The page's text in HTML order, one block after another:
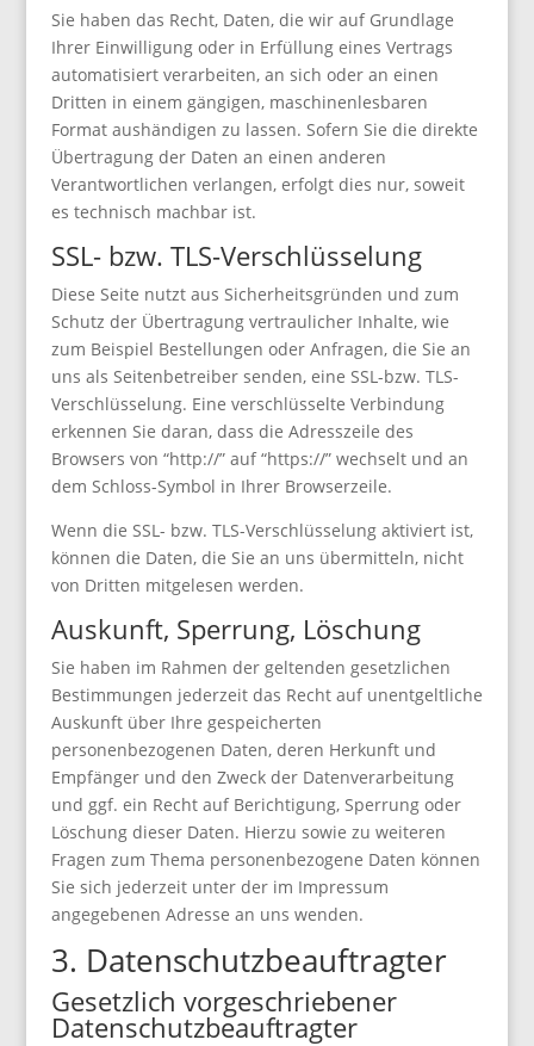
Sie haben das Recht, Daten, die wir auf Grundlage
Ihrer Einwilligung oder in Erfüllung eines Vertrags
automatisiert verarbeiten, an sich oder an einen
Dritten in einem gängigen, maschinenlesbaren
Format aushändigen zu lassen. Sofern Sie die direkte
Übertragung der Daten an einen anderen
Verantwortlichen verlangen, erfolgt dies nur, soweit
es technisch machbar ist.
SSL- bzw. TLS-Verschlüsselung
Diese Seite nutzt aus Sicherheitsgründen und zum
Schutz der Übertragung vertraulicher Inhalte, wie
zum Beispiel Bestellungen oder Anfragen, die Sie an
uns als Seitenbetreiber senden, eine SSL-bzw. TLS-
Verschlüsselung. Eine verschlüsselte Verbindung
erkennen Sie daran, dass die Adresszeile des
Browsers von “http://” auf “https://” wechselt und an
dem Schloss-Symbol in Ihrer Browserzeile.
Wenn die SSL- bzw. TLS-Verschlüsselung aktiviert ist,
können die Daten, die Sie an uns übermitteln, nicht
von Dritten mitgelesen werden.
Auskunft, Sperrung, Löschung
Sie haben im Rahmen der geltenden gesetzlichen
Bestimmungen jederzeit das Recht auf unentgeltliche
Auskunft über Ihre gespeicherten
personenbezogenen Daten, deren Herkunft und
Empfänger und den Zweck der Datenverarbeitung
und ggf. ein Recht auf Berichtigung, Sperrung oder
Löschung dieser Daten. Hierzu sowie zu weiteren
Fragen zum Thema personenbezogene Daten können
Sie sich jederzeit unter der im Impressum
angegebenen Adresse an uns wenden.
3. Datenschutzbeauftragter
Gesetzlich vorgeschriebener
Datenschutzbeauftragter